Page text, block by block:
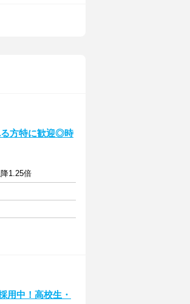
る方特に歓迎◎時
1.25倍
用中！高校生・